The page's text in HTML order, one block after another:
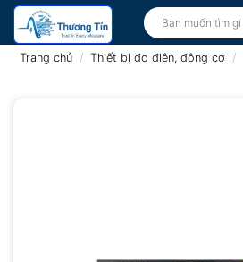
Bỏ
qua
Tìm
kiếm:
Trang chủ / Thiết bị đo điện, động cơ /